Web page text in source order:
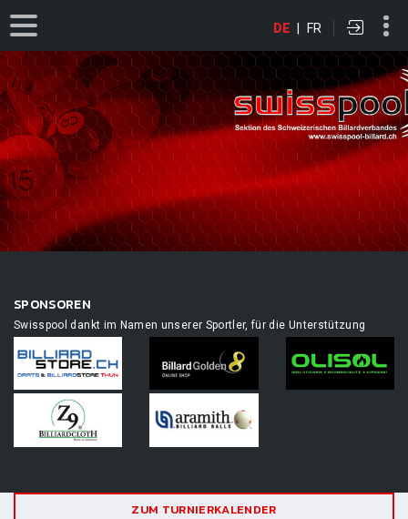
DE | FR
SPONSOREN
Swisspool dankt im Namen unserer Sportler, für die Unterstützung
ZUM TURNIERKALENDER